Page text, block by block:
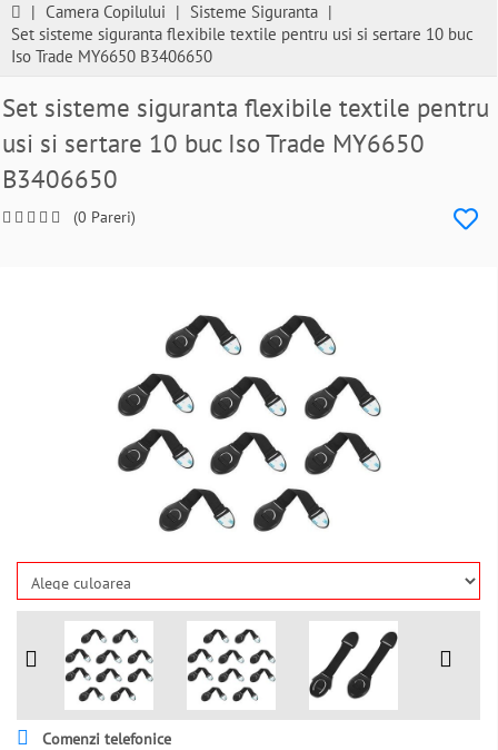
| Camera Copilului | Sisteme Siguranta |
Set sisteme siguranta flexibile textile pentru usi si sertare 10 buc
Iso Trade MY6650 B3406650
Set sisteme siguranta flexibile textile pentru
usi si sertare 10 buc Iso Trade MY6650
B3406650
(0 Pareri)
Comenzi telefonice